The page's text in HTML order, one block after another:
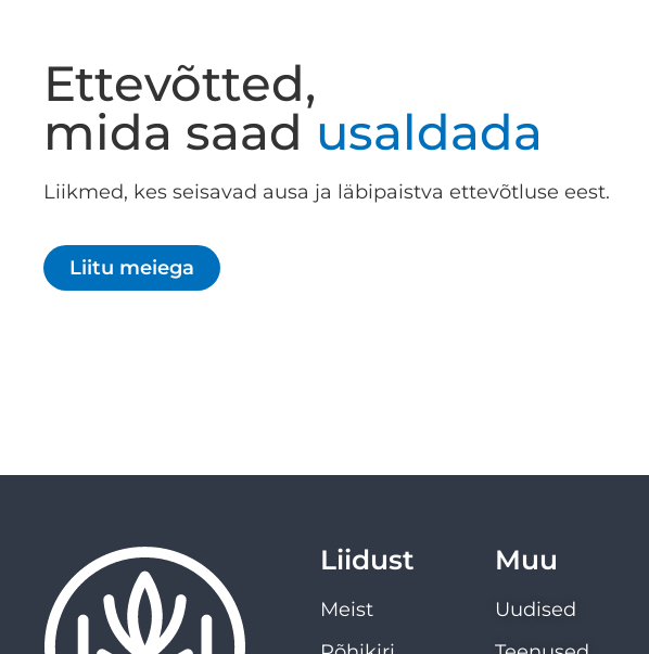
Ettevõtted,
mida saad usaldada
Liikmed, kes seisavad ausa ja läbipaistva ettevõtluse eest.
Liitu meiega
Liidust
Meist
Muu
Uudised